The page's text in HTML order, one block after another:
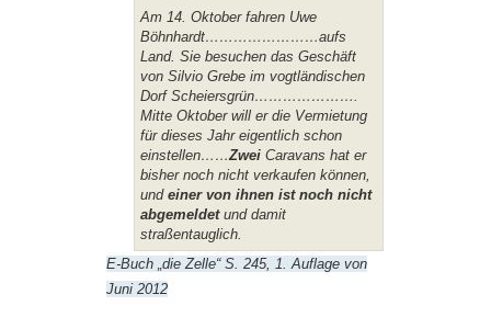
Am 14. Oktober fahren Uwe
Böhnhardt……………………aufs
Land. Sie besuchen das Geschäft
von Silvio Grebe im vogtländischen
Dorf Scheiersgrün………………….
Mitte Oktober will er die Vermietung
für dieses Jahr eigentlich schon
einstellen……Zwei Caravans hat er
bisher noch nicht verkaufen können,
und einer von ihnen ist noch nicht
abgemeldetund damit
straßentauglich.
E-Buch „die Zelle“ S. 245, 1. Auflage von
Juni 2012